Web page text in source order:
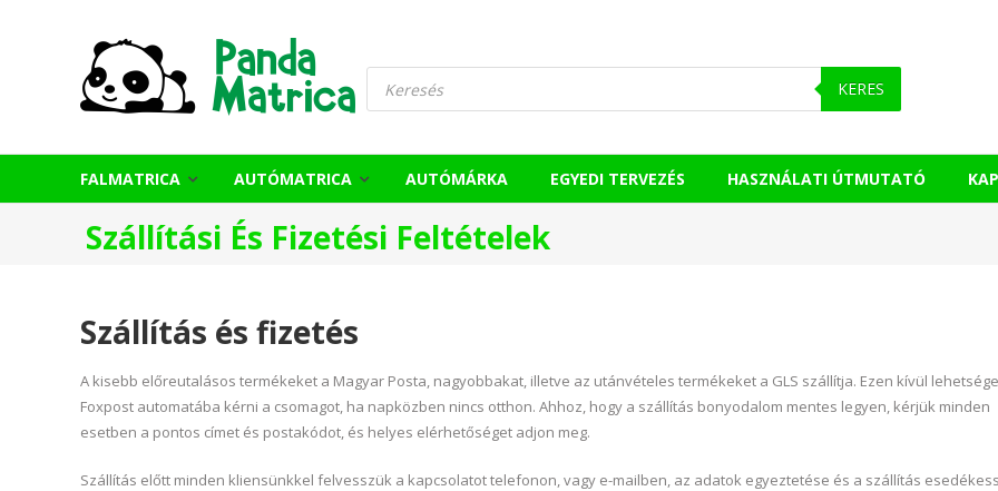
PandaMatrica
falmatrica
Products
search KERES
FALMATRICA AUTÓMATRICA AUTÓMÁRKA EGYEDI TERVEZÉS HASZNÁLATI ÚTMUTATÓ
Szállítási És Fizetési Feltételek
Szállítás és fizetés
A kisebb előreutalásos termékeket a Magyar Posta, nagyobbakat, illetve az utánvételes termékeket a GLS szállítja. Ezen kívül
Foxpost automatába kérni a csomagot, ha napközben nincs otthon. Ahhoz, hogy a szállítás bonyodalom mentes legyen, kérjük minden
esetben a pontos címet és postakódot, és helyes elérhetőséget adjon meg.
Szállítás előtt minden kliensünkkel felvesszük a kapcsolatot telefonon, vagy e-mailben, az adatok egyeztetése és a szállítás